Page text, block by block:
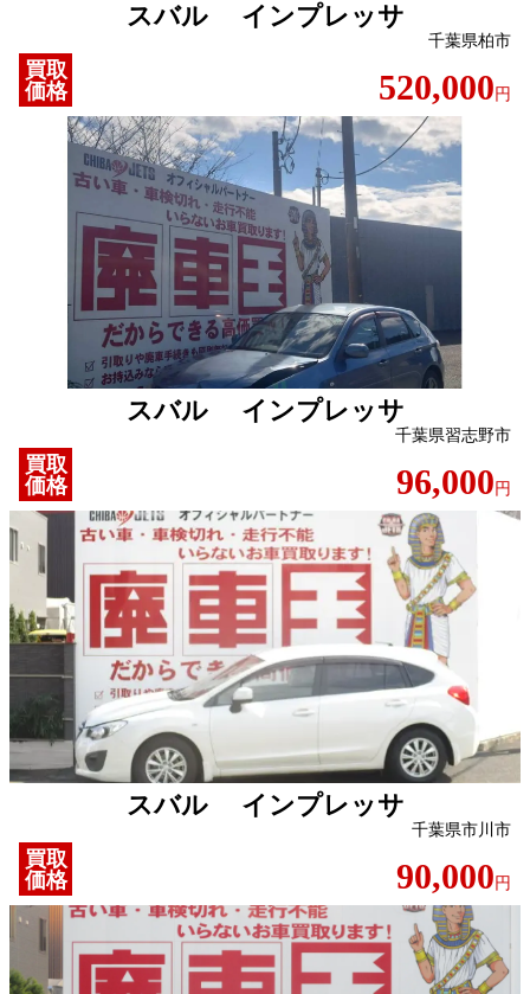
スバル インプレッサ
千葉県柏市
買取
価格
520,000 円
スバル インプレッサ
千葉県習志野市
買取
価格
96,000 円
スバル インプレッサ
千葉県市川市
買取
価格
90,000 円